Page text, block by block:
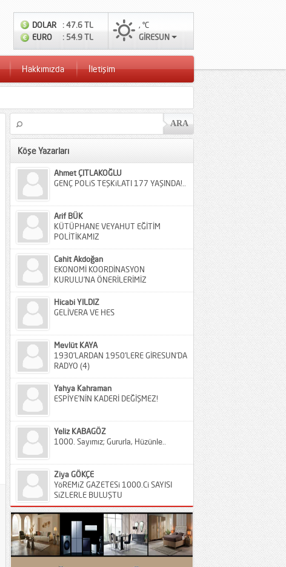
DOLAR
: 47.6 TL
EURO
: 54.9 TL
, °C
GİRESUN
Hakkımızda İletişim
Köşe Yazarları
Ahmet ÇITLAKOĞLU
GENÇ POLiS TEŞKiLATI 177 YAŞINDA!..
Arif BÜK
KÜTÜPHANE VEYAHUT EĞİTİM
POLİTİKAMIZ
Cahit Akdoğan
EKONOMİ KOORDİNASYON
KURULU’NA ÖNERİLERİMİZ
Hicabi YILDIZ
GELİVERA VE HES
Mevlüt KAYA
1930’LARDAN 1950’LERE GİRESUN’DA
RADYO (4)
Yahya Kahraman
ESPİYE’NİN KADERİ DEĞİŞMEZ!
Yeliz KABAGÖZ
1000. Sayımız; Gururla, Hüzünle..
Ziya GÖKÇE
YöREMiZ GAZETESi 1000.Ci SAYISI
SiZLERLE BULUŞTU